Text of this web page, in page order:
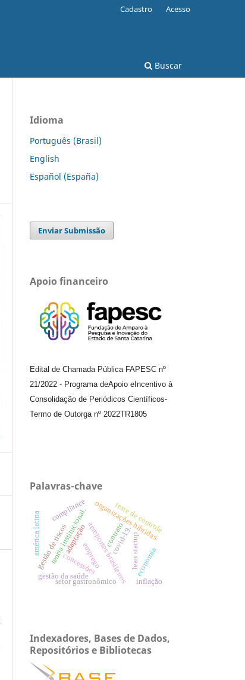
Buscar
Cadastro Acesso
Idioma
Português (Brasil)
English
Español (España)
Enviar Submissão
Apoio financeiro
Edital de Chamada Pública FAPESC nº
21/2022 - Programa deApoio e Incentivo à
Consolidação de Periódicos Científicos-
Termo de Outorga nº 2022TR1805
Palavras-chave
covid-19.
concessõesaeroportos brasileiros
organizações híbridas.
teoria institucional. teste de controle
gestão de riscos
compliance
lean startup
setor gastronômico
adaptação
gestão da saúde economia
emprego
contrato
inflação
américa latina
Indexadores, Bases de Dados,
Repositórios e Bibliotecas